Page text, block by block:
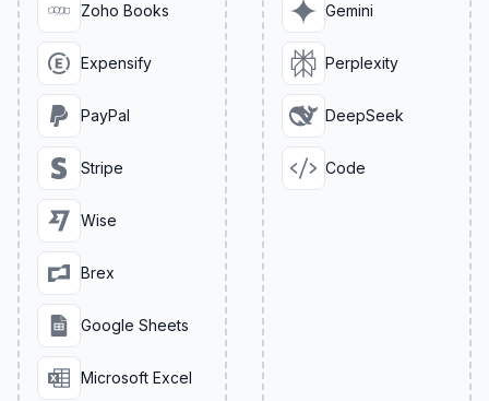
Zoho Books
Expensify
PayPal
Stripe
Wise
Brex
Google Sheets
Microsoft Excel
Gemini
Perplexity
DeepSeek
Code